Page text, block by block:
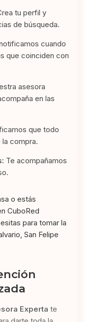
tu perfil y
de búsqueda.
cuando
que coinciden con
asesora
en las
que todo
compra.
Te acompañamos
o estás
CuboRed
para tomar la
San Felipe
Experta te